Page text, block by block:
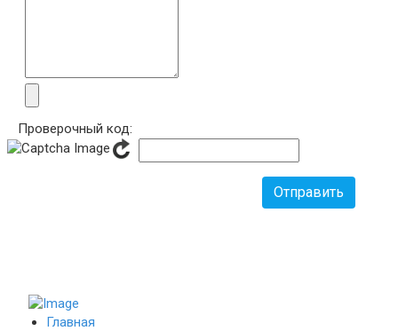
Проверочный код:
Отправить
Главная